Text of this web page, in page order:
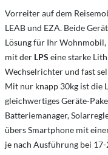
Vorreiter auf dem
LEAB und EZA. Beide
Lösung für Ihr
mit der LPS eine starke
Wechselrichter und fast
Mit nur knapp 30kg ist die
gleichwertiges Geräte-
Batteriemanager,
übers Smartphone mit
je nach Ausführung bei